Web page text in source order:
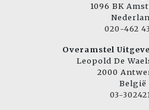
1096 BK
020-462
Overamstel
Leopold De
2000
België
03-